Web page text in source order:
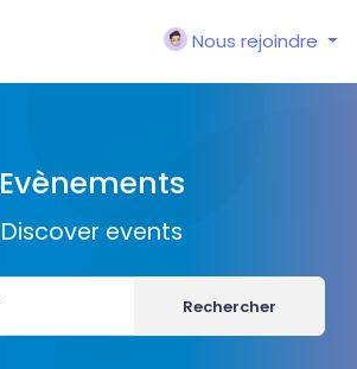
Nous rejoindre
Evènements
Discover events
Rechercher